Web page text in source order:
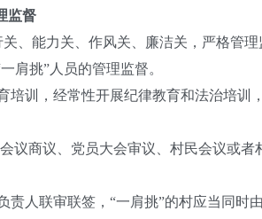
监督
能力关、作风关、廉洁关，严格管理
肩挑”人员的管理监督。
训，经常性开展纪律教育和法治培训
商议、党员大会审议、村民会议或者
联审联签，“一肩挑”的村应当同时